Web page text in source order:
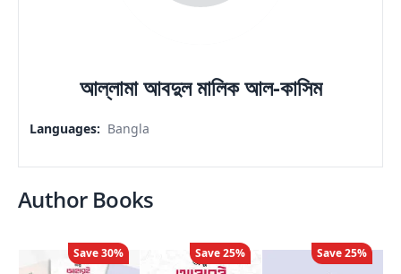
আল্লামা আবদুল মালিক আল-কাসিম
Languages: Bangla
Author Books
Save30% Save25% Save25%